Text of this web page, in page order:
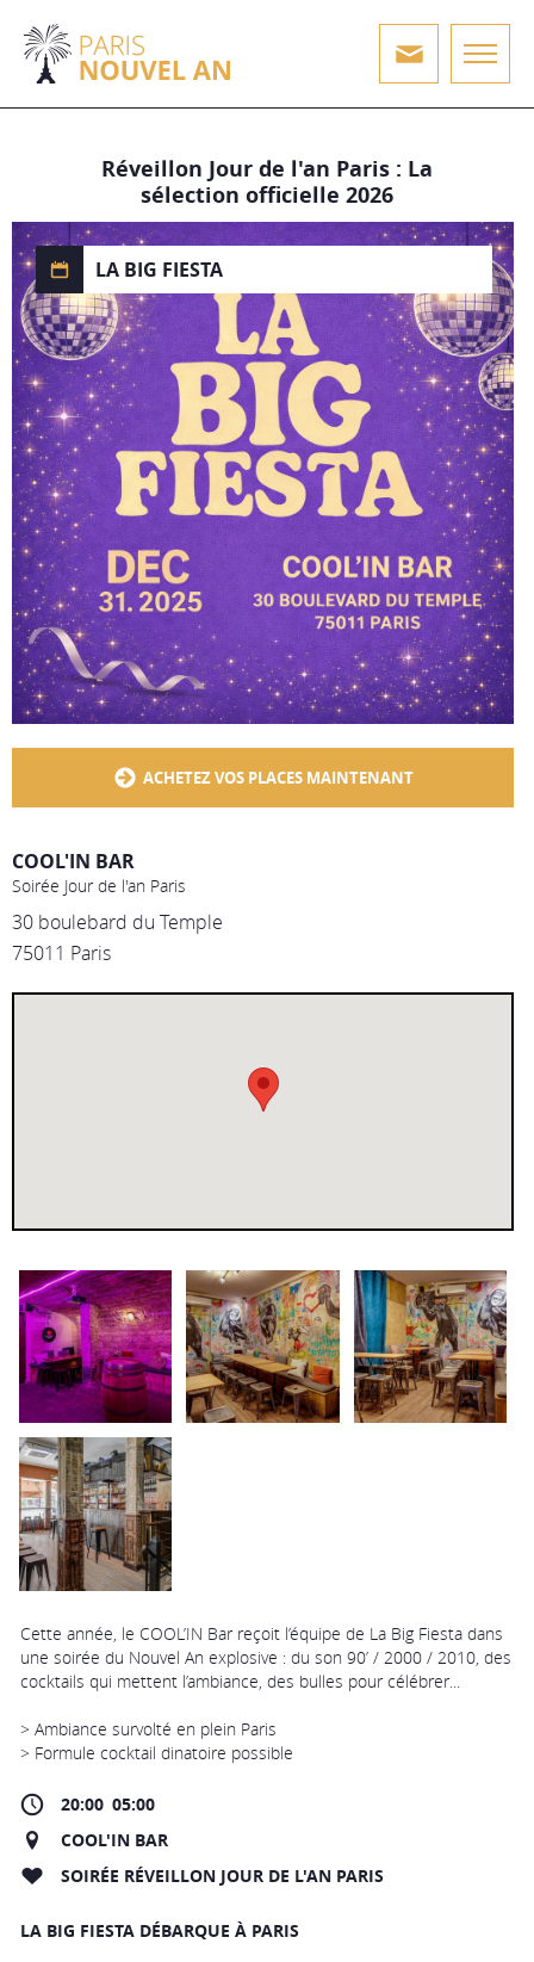
Réveillon Jour de l'an Paris : La
sélection officielle 2026
LA BIG FIESTA
ACHETEZ VOS PLACES MAINTENANT
COOL'IN BAR
Soirée Jour de l'an Paris
30 boulebard du Temple
75011 Paris
Cette année, le COOL’IN Bar reçoit l’équipe de La Big Fiesta dans
une soirée du Nouvel An explosive : du son 90’ / 2000 / 2010, des
cocktails qui mettent l’ambiance, des bulles pour célébrer...
> Ambiance survolté en plein Paris
> Formule cocktail dinatoire possible
20:00 05:00
COOL'IN BAR
SOIRÉE RÉVEILLON JOUR DE L'AN PARIS
LA BIG FIESTA DÉBARQUE À PARIS